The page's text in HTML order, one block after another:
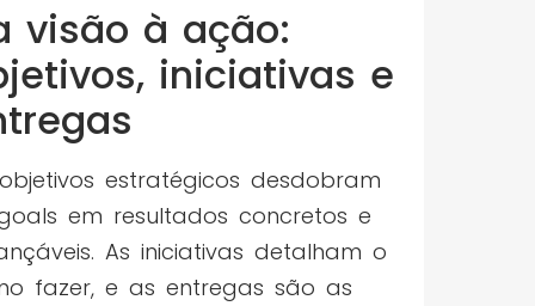
visão à ação:
iniciativas e
estratégicos desdobram
em resultados concretos e
As iniciativas detalham o
fazer, e as entregas são as